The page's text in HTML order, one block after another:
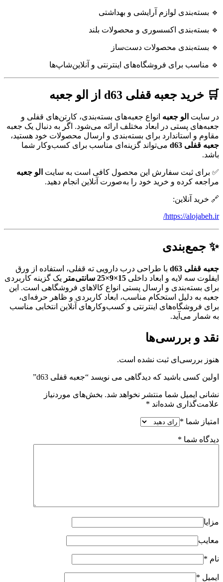
🔹 بسته‌بندی لوازم آرایشی و بهداشتی
🔹 بسته‌بندی اکسسوری و محصولات بلند
🔹 بسته‌بندی محصولات دست‌ساز
🔹 مناسب برای فروشگاه‌های اینترنتی و آنلاین‌شاپ‌ها
🛒 خرید جعبه قفلی d63 از الو جعبه
در سایت الو جعبه انواع جعبه‌های بسته‌بندی، کارتن‌های قفلی و
جعبه‌های پستی در ابعاد مختلف ارائه می‌شود. اگر به دنبال یک جعبه
مقاوم و استاندارد برای بسته‌بندی و ارسال محصولات خود هستید،
جعبه قفلی d63
می‌تواند گزینه‌ای مناسب برای کسب‌وکار شما
باشد.
✅ برای ثبت سفارش این محصول کافی است به سایت الو جعبه
مراجعه کرده و خرید خود را به‌صورت آنلاین انجام دهید.
🔗 خرید آنلاین:
https://alojabeh.ir/
✨ جمع‌بندی
جعبه قفلی d63
با طراحی درب دارویی ته قفلی، استفاده از ورق
ایفلوت سه لایه و ابعاد داخلی 15×9×25 سانتی‌متر
یک گزینه کاربردی
برای بسته‌بندی و ارسال پستی انواع کالاهای فروشگاهی است. این
جعبه به دلیل استحکام مناسب، ابعاد کاربردی و ظاهر حرفه‌ای،
برای فروشگاه‌های اینترنتی و کسب‌وکارهای آنلاین انتخابی مناسب
به شمار می‌آید.
نقد و بررسی‌ها
هنوز بررسی‌ای ثبت نشده است.
اولین کسی باشید که دیدگاهی می نویسد “جعبه قفلی d63”
نشانی ایمیل شما منتشر نخواهد شد. بخش‌های موردنیاز
علامت‌گذاری شده‌اند *
امتیاز شما *
دیدگاه شما *
مزایا
معایب
نام *
ایمیل *